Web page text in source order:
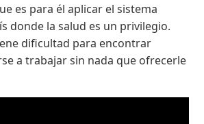
es para él aplicar el sistema
donde la salud es un privilegio.
dificultad para encontrar
a trabajar sin nada que ofrecerle